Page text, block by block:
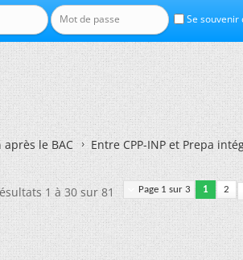
Se souvenir
le BAC Entre CPP-INP et Prepa
Page 1 sur 3 1 2
1 à 30 sur 81